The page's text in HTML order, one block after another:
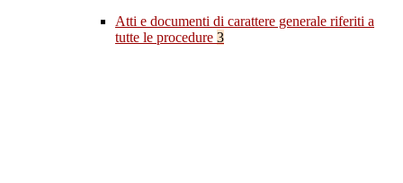
Atti e documenti di carattere generale riferiti a
tutte le procedure 3